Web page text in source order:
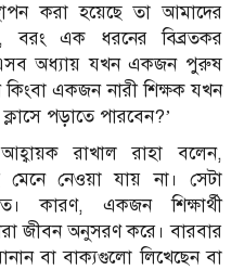
করা হয়েছে তা আমাদের
বরং এক ধরনের বিব্রতকর
এসব অধ্যায় যখন একজন পুরুষ
কিংবা একজন নারী শিক্ষক যখন
পড়াতে পারবেন?’
রাখাল রাহা বলেন,
নেওয়া যায় না। সেটা
কারণ, একজন শিক্ষার্থী
জীবন অনুসরণ করে। বারবার
বা বাক্যগুলো লিখেছেন বা